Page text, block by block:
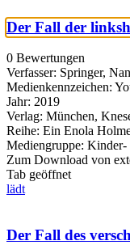
Der Fall der
0 Bewertungen
Verfasser: Springer,
Medienkennzeichen:
Jahr: 2019
Verlag: München,
Reihe: Ein Enola
Mediengruppe: Kinder-
Zum Download von
Tab geöffnet
lädt
Der Fall des